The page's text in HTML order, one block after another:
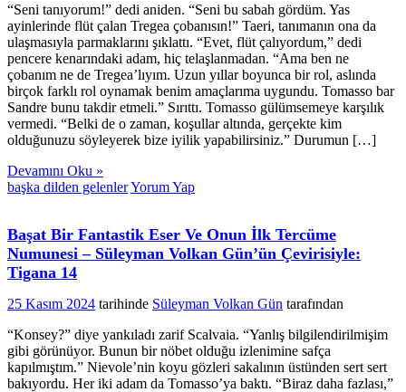
“Seni tanıyorum!” dedi aniden. “Seni bu sabah gördüm. Yas
ayinlerinde flüt çalan Tregea çobanısın!” Taeri, tanımanın ona da
ulaşmasıyla parmaklarını şıklattı. “Evet, flüt çalıyordum,” dedi
pencere kenarındaki adam, hiç telaşlanmadan. “Ama ben ne
çobanım ne de Tregea’lıyım. Uzun yıllar boyunca bir rol, aslında
birçok farklı rol oynamak benim amaçlarıma uygundu. Tomasso bar
Sandre bunu takdir etmeli.” Sırıttı. Tomasso gülümsemeye karşılık
vermedi. “Belki de o zaman, koşullar altında, gerçekte kim
olduğunuzu söyleyerek bize iyilik yapabilirsiniz.” Durumun […]
Devamını Oku »
başka dilden gelenlerYorum Yap
Başat Bir Fantastik Eser Ve Onun İlk Tercüme
Numunesi – Süleyman Volkan Gün’ün Çevirisiyle:
Tigana 14
25 Kasım 2024 tarihinde Süleyman Volkan Gün tarafından
“Konsey?” diye yankıladı zarif Scalvaia. “Yanlış bilgilendirilmişim
gibi görünüyor. Bunun bir nöbet olduğu izlenimine safça
kapılmıştım.” Nievole’nin koyu gözleri sakalının üstünden sert sert
bakıyordu. Her iki adam da Tomasso’ya baktı. “Biraz daha fazlası,”